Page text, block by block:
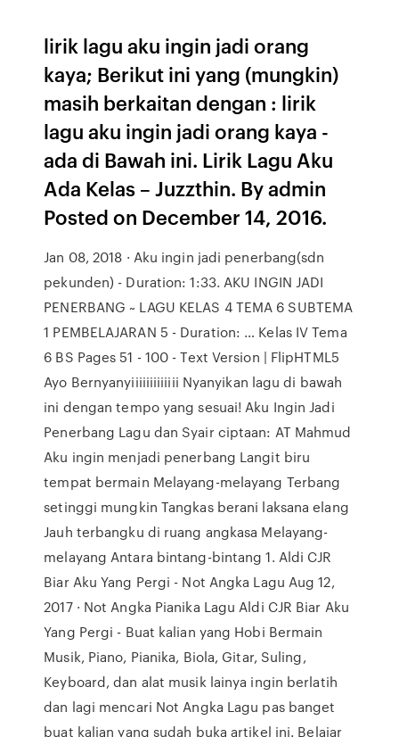
lirik lagu aku ingin jadi orang
kaya; Berikut ini yang (mungkin)
masih berkaitan dengan : lirik
lagu aku ingin jadi orang kaya -
ada di Bawah ini. Lirik Lagu Aku
Ada Kelas – Juzzthin. By admin
Posted on December 14, 2016.
Jan 08, 2018 · Aku ingin jadi penerbang(sdn
pekunden) - Duration: 1:33. AKU INGIN JADI
PENERBANG ~ LAGU KELAS 4 TEMA 6 SUBTEMA
1 PEMBELAJARAN 5 - Duration: … Kelas IV Tema
6 BS Pages 51 - 100 - Text Version | FlipHTML5
Ayo Bernyanyiiiiiiiiiiiii Nyanyikan lagu di bawah
ini dengan tempo yang sesuai! Aku Ingin Jadi
Penerbang Lagu dan Syair ciptaan: AT Mahmud
Aku ingin menjadi penerbang Langit biru
tempat bermain Melayang-melayang Terbang
setinggi mungkin Tangkas berani laksana elang
Jauh terbangku di ruang angkasa Melayang-
melayang Antara bintang-bintang 1. Aldi CJR
Biar Aku Yang Pergi - Not Angka Lagu Aug 12,
2017 · Not Angka Pianika Lagu Aldi CJR Biar Aku
Yang Pergi - Buat kalian yang Hobi Bermain
Musik, Piano, Pianika, Biola, Gitar, Suling,
Keyboard, dan alat musik lainya ingin berlatih
dan lagi mencari Not Angka Lagu pas banget
buat kalian yang sudah buka artikel ini. Belajar